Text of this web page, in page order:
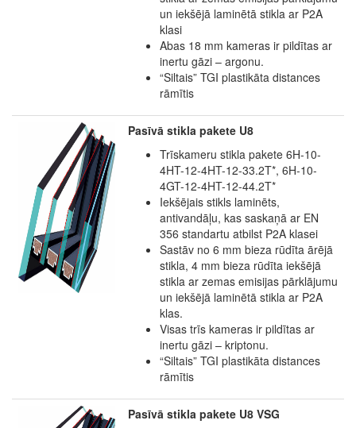
un iekšējā laminētā stikla ar P2A
klasi
Abas 18 mm kameras ir pildītas ar
inertu gāzi – argonu.
“Siltais” TGI plastikāta distances
rāmītis
Pasīvā stikla pakete U8
Trīskameru stikla pakete 6H-10-
4HT-12-4HT-12-33.2T*, 6H-10-
4GT-12-4HT-12-44.2T*
Iekšējais stikls laminēts,
antivandāļu, kas saskaņā ar EN
356 standartu atbilst P2A klasei
Sastāv no 6 mm bieza rūdīta ārējā
stikla, 4 mm bieza rūdīta iekšējā
stikla ar zemas emisijas pārklājumu
un iekšējā laminētā stikla ar P2A
klas.
Visas trīs kameras ir pildītas ar
inertu gāzi – kriptonu.
“Siltais” TGI plastikāta distances
rāmītis
Pasīvā stikla pakete U8 VSG